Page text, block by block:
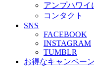
アンプハワイ
コンタクト
SNS
FACEBOOK
INSTAGRAM
TUMBLR
お得なキャンペーン